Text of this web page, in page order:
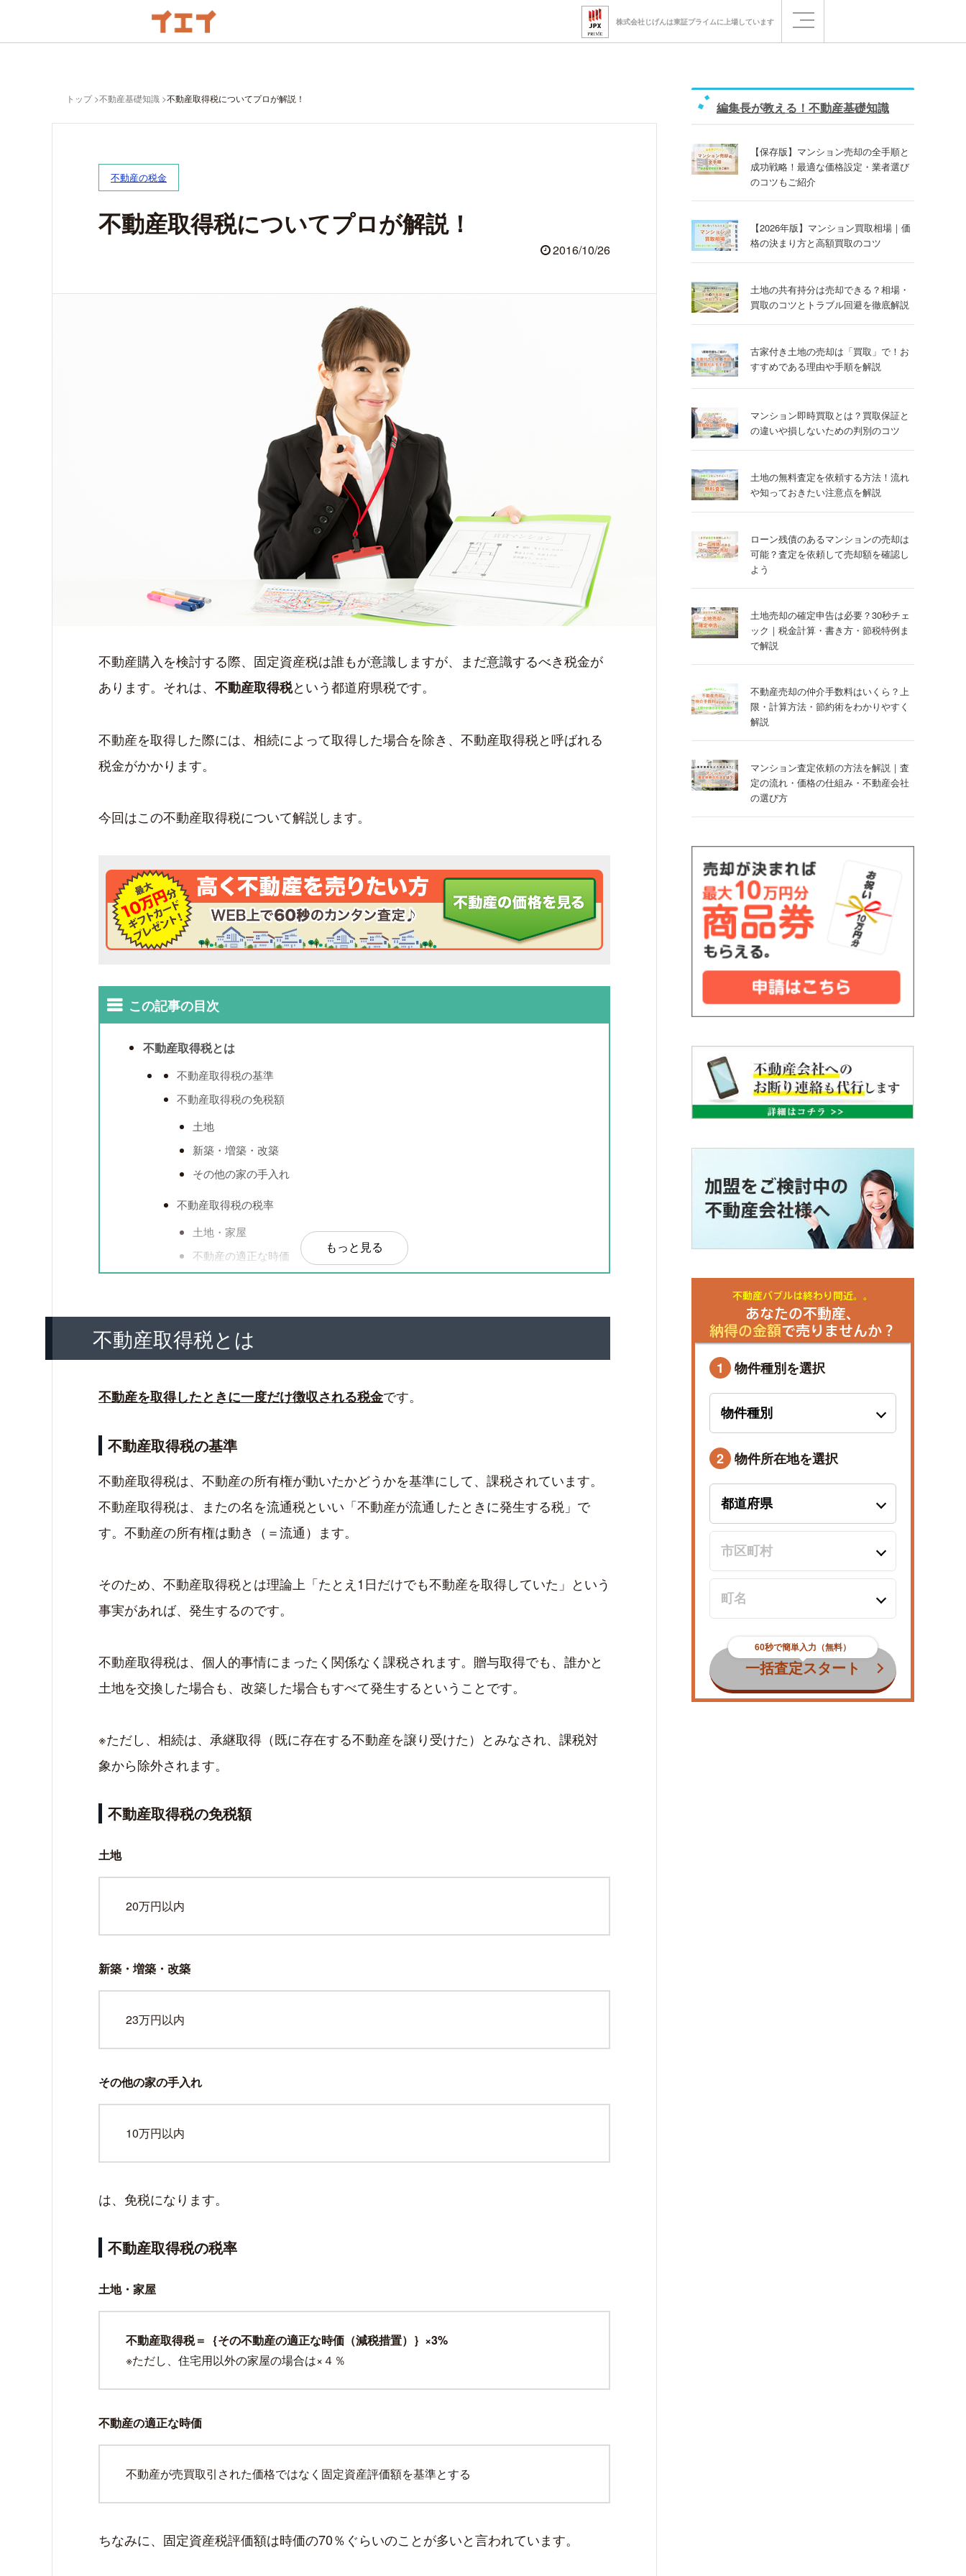
株式会社じげんは東証プライムに 上場しています
トップ 不動産基礎知識 不動産取得税についてプロが解説！
不動産の税金
不動産取得税についてプロが解説！
2016/10/26
不動産購入を検討する際、固定資産税は誰もが意識しますが、まだ意識するべき税金が
あります。それは、 不動産取得税という都道府県税です。
不動産を取得した際には、相続によって取得した場合を除き、不動産取得税と呼ばれる
税金がかかります。
今回はこの不動産取得税について解説します。
この記事の目次
不動産取得税とは
不動産取得税の基準
不動産取得税の免税額
土地
新築・増築・改築
その他の家の手入れ
不動産取得税の税率
土地・家屋
不動産の適正な時価
新（増・改）築した場合
購入した場合
まとめ
もっと見る
不動産取得税とは
不動産を取得したときに一度だけ徴収される税金です。
不動産取得税の基準
不動産取得税は、不動産の所有権が動いたかどうかを基準にして、課税されています。
不動産取得税は、またの名を流通税といい「不動産が流通したときに発生する税」で
す。不動産の所有権は動き（＝流通）ます。
そのため、不動産取得税とは理論上「たとえ1日だけでも不動産を取得していた」という
事実があれば、発生するのです。
不動産取得税は、個人的事情にまったく関係なく課税されます。贈与取得でも、誰かと
土地を交換した場合も、改築した場合もすべて発生するということです。
※ただし、相続は、承継取得（既に存在する不動産を譲り受けた）とみなされ、課税対
象から除外されます。
不動産取得税の免税額
土地
20万円以内
新築・増築・改築
23万円以内
その他の家の手入れ
10万円以内
は、免税になります。
不動産取得税の税率
土地・家屋
不動産取得税＝｛その不動産の適正な時価（減税措置）｝×3%
※ただし、住宅用以外の家屋の場合は×４％
不動産の適正な時価
不動産が売買取引された価格ではなく固定資産評価額を基準とする
ちなみに、固定資産税評価額は時価の70％ぐらいのことが多いと言われています。
編集長が教える！不動産基礎知識
【保存版】マンション売却の全手順と
成功戦略！最適な価格設定・業者選び
のコツもご紹介
【2026年版】マンション買取相場｜価
格の決まり方と高額買取のコツ
土地の共有持分は売却できる？相場・
買取のコツとトラブル回避を徹底解説
古家付き土地の売却は「買取」で！お
すすめである理由や手順を解説
マンション即時買取とは？買取保証と
の違いや損しないための判別のコツ
土地の無料査定を依頼する方法！流れ
や知っておきたい注意点を解説
ローン残債のあるマンションの売却は
可能？査定を依頼して売却額を確認し
よう
土地売却の確定申告は必要？30秒チェ
ック｜税金計算・書き方・節税特例ま
で解説
不動産売却の仲介手数料はいくら？上
限・計算方法・節約術をわかりやすく
解説
マンション査定依頼の方法を解説｜査
定の流れ・価格の仕組み・不動産会社
の選び方
不動産バブルは終わり間近。。
あなたの不動産、
納得の金額で売りませんか？
1 物件種別を選択
2 物件所在地を選択
60秒で簡単入力（無料）
一括査定スタート